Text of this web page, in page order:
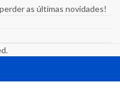
as últimas novidades!